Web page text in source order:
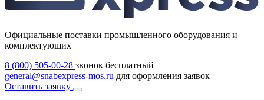
Официальные поставки промышленного оборудования и
комплектующих
8 (800) 505-00-28 звонок бесплатный
general@snabexpress-mos.ru для оформления заявок
Оставить заявку